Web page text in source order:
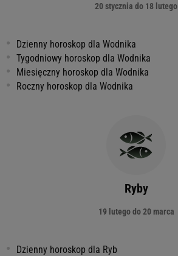
20 stycznia do 18 lutego
Dzienny horoskop dla Wodnika
Tygodniowy horoskop dla Wodnika
Miesięczny horoskop dla Wodnika
Roczny horoskop dla Wodnika
Ryby
19 lutego do 20 marca
Dzienny horoskop dla Ryb